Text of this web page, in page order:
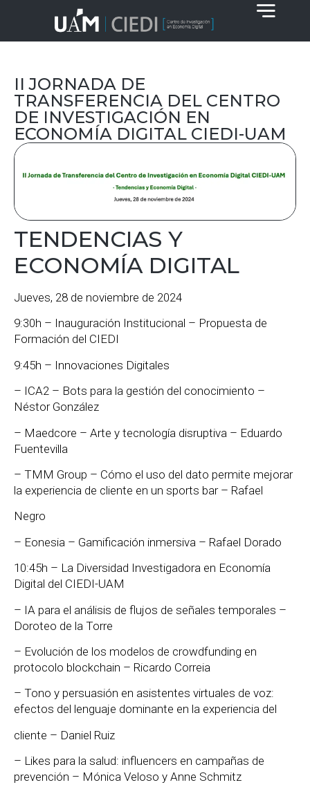
II JORNADA DE
TRANSFERENCIA DEL CENTRO
DE INVESTIGACIÓN EN
ECONOMÍA DIGITAL CIEDI-UAM
TENDENCIAS Y
ECONOMÍA DIGITAL
Jueves, 28 de noviembre de 2024
9:30h – Inauguración Institucional – Propuesta de
Formación del CIEDI
9:45h – Innovaciones Digitales
– ICA2 – Bots para la gestión del conocimiento –
Néstor González
– Maedcore – Arte y tecnología disruptiva – Eduardo
Fuentevilla
– TMM Group – Cómo el uso del dato permite mejorar
la experiencia de cliente en un sports bar – Rafael
Negro
– Eonesia – Gamificación inmersiva – Rafael Dorado
10:45h – La Diversidad Investigadora en Economía
Digital del CIEDI-UAM
– IA para el análisis de flujos de señales temporales –
Doroteo de la Torre
– Evolución de los modelos de crowdfunding en
protocolo blockchain – Ricardo Correia
– Tono y persuasión en asistentes virtuales de voz:
efectos del lenguaje dominante en la experiencia del
cliente – Daniel Ruiz
– Likes para la salud: influencers en campañas de
prevención – Mónica Veloso y Anne Schmitz